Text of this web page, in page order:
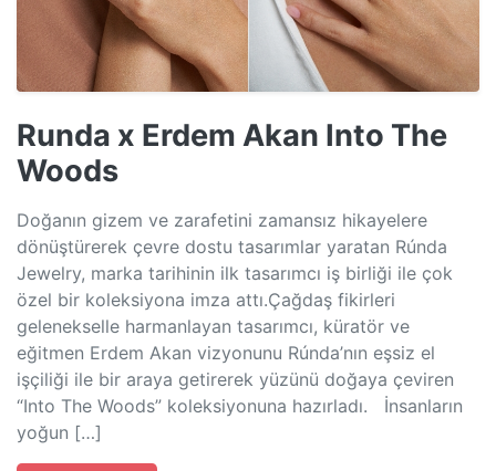
Runda x Erdem Akan Into The
Woods
Doğanın gizem ve zarafetini zamansız hikayelere
dönüştürerek çevre dostu tasarımlar yaratan Rúnda
Jewelry, marka tarihinin ilk tasarımcı iş birliği ile çok
özel bir koleksiyona imza attı.Çağdaş fikirleri
gelenekselle harmanlayan tasarımcı, küratör ve
eğitmen Erdem Akan vizyonunu Rúnda’nın eşsiz el
işçiliği ile bir araya getirerek yüzünü doğaya çeviren
“Into The Woods” koleksiyonuna hazırladı. İnsanların
yoğun […]